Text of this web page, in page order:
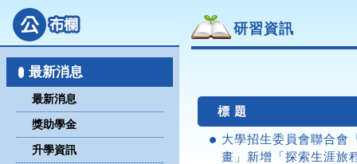
最新消息
最新消息
獎助學金
升學資訊
研習資訊
標 題
大學招生委員會聯合會
畫」新增「探索生涯旅